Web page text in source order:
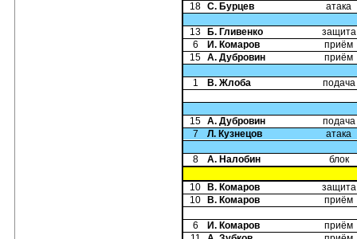
18 С. Бурцев атака
13 Б. Гливенко
защита
6
И. Комаров
приём
15 А. Дубровин приём
1 В. Жлоба подача
15 А. Дубровин
подача
7
Л. Кузнецов атака
8 А. Налобин блок
10 В. Комаров
защита
10
В. Комаров приём
6 И. Комаров
приём